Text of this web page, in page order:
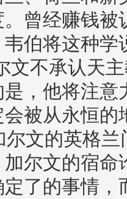
曾经赚钱
伯将这种
文不承认天
，他将注
被从永恒的
文的英格
尔文的宿
了的事情